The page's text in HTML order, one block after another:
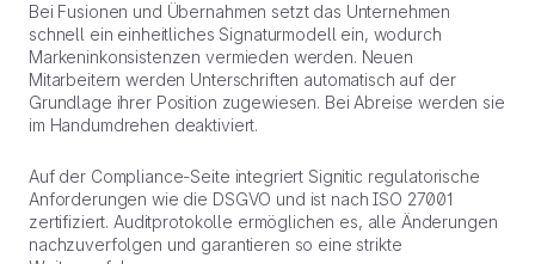
Bei Fusionen und Übernahmen setzt das Unternehmen
schnell ein einheitliches Signaturmodell ein, wodurch
Markeninkonsistenzen vermieden werden. Neuen
Mitarbeitern werden Unterschriften automatisch auf der
Grundlage ihrer Position zugewiesen. Bei Abreise werden sie
im Handumdrehen deaktiviert.
Auf der Compliance-Seite integriert Signitic regulatorische
Anforderungen wie die DSGVO und ist nach ISO 27001
zertifiziert. Auditprotokolle ermöglichen es, alle Änderungen
nachzuverfolgen und garantieren so eine strikte